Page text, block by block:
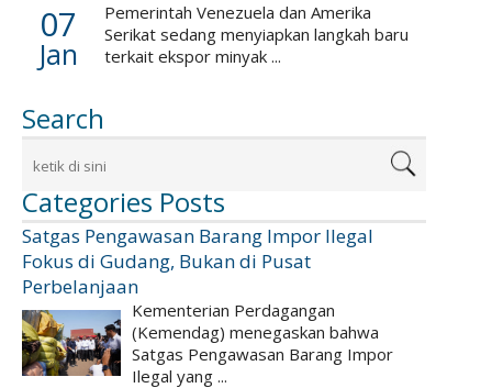
07
Jan
Pemerintah Venezuela dan Amerika
Serikat sedang menyiapkan langkah baru
terkait ekspor minyak ...
Search
Categories Posts
Satgas Pengawasan Barang Impor Ilegal
Fokus di Gudang, Bukan di Pusat
Perbelanjaan
Kementerian Perdagangan
(Kemendag) menegaskan bahwa
Satgas Pengawasan Barang Impor
Ilegal yang ...